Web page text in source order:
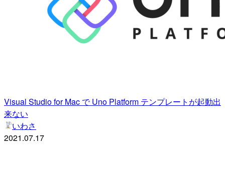
Visual Studio for Mac で Uno Platform テンプレートが起動出
来ない
いわさ
2021.07.17